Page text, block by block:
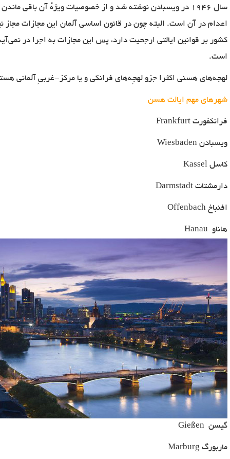
سال ۱۹۴۶ در ویسبادن نوشته شد و از خصوصیات ویژه آن باقی
اعدام در آن است. البته چون در قانون اساسی آلمان این مجازات
کشور بر قوانین ایالتی ارجحیت دارد، پس این مجازات به اجرا در
است.
لهجه‌های هسنی اکثرا جزو لهجِه‌های فرانکی و یا مرکز-غربیِ آلمانی
شهرهای مهم ایالت هسن
فرانکفورت Frankfurt
ویسبادن Wiesbaden
کاسل Kassel
دارمشتات Darmstadt
افنباخ Offenbach
هاناو Hanau
گیسن Gießen
ماربورگ Marburg